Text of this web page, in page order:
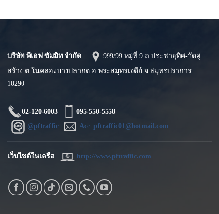
บริษัท พีเอฟ ซัมมิท จำกัด
999/99 หมู่ที่ 9 ถ.ประชาอุทิศ-วัดคู่
สร้าง ต.ในคลองบางปลากด อ.พระสมุทรเจดีย์ จ.สมุทรปราการ
10290
02-120-6003
095-550-5558
@pftraffic
Acc_pftraffic01@hotmail.com
เว็บไซต์ในเครือ http://www.pftraffic.com